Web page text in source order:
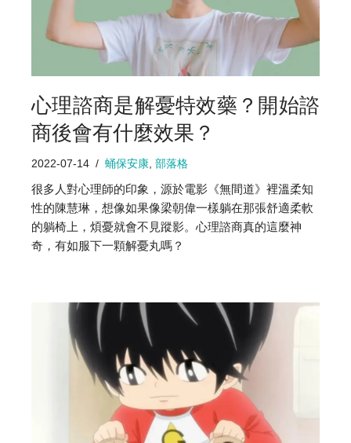
心理諮商是解憂特效藥？開始諮
商後會有什麼效果？
2022-07-14 蛹保安康 部落格
很多人對心理師的印象，源於電影《無間道》裡溫柔知
性的陳慧琳，想像如果像梁朝偉一樣躺在那張舒適柔軟
的躺椅上，煩憂就會不見蹤影。心理諮商真的這麼神
奇，有如服下一顆解憂丸嗎？